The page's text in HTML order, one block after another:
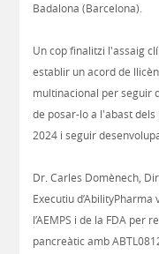
Badalona (Barcelona).
Un cop finalitzi l'assaig
establir un acord de
multinacional per seguir
de posar-lo a l'abast
2024 i seguir
Dr. Carles Domènech,
Executiu
l’AEMPS i de la FDA per
pancreàtic amb